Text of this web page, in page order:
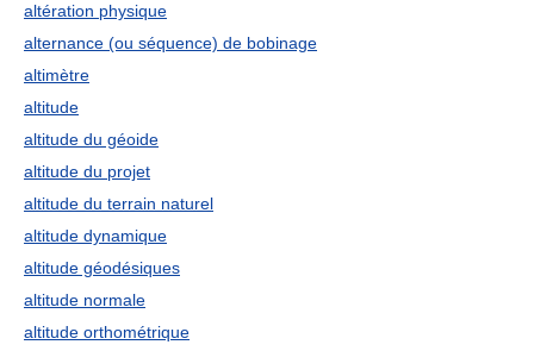
altération physique
alternance (ou séquence) de bobinage
altimètre
altitude
altitude du géoide
altitude du projet
altitude du terrain naturel
altitude dynamique
altitude géodésiques
altitude normale
altitude orthométrique